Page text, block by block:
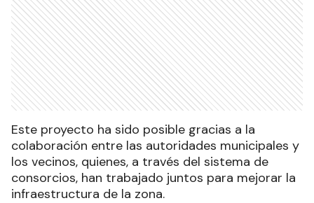
Este proyecto ha sido posible gracias a la
colaboración entre las autoridades municipales y
los vecinos, quienes, a través del sistema de
consorcios, han trabajado juntos para mejorar la
infraestructura de la zona.